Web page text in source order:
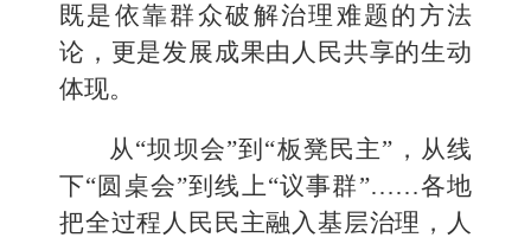
既是依靠群众破解治理难题的方法
论，更是发展成果由人民共享的生动
体现。
从“坝坝会”到“板凳民主”，从线
下“圆桌会”到线上“议事群”……各地
把全过程人民民主融入基层治理，人